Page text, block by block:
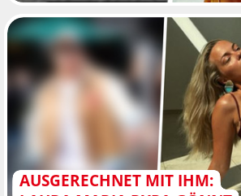
AUSGERECHNET MIT IHM: